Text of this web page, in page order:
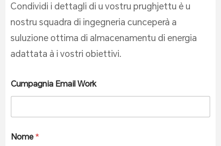
Condividi i dettagli di u vostru prughjettu è u
nostru squadra di ingegneria cunceperà a
suluzione ottima di almacenamentu di energia
adattata à i vostri obiettivi.
Cumpagnia Email Work
Nome*